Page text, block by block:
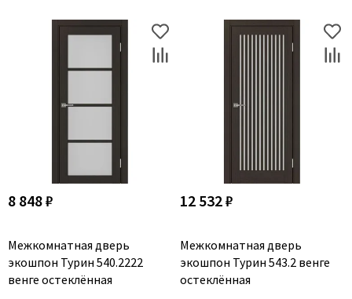
8 848 ₽
Межкомнатная дверь
экошпон Турин 540.2222
венге остеклённая
12 532 ₽
Межкомнатная дверь
экошпон Турин 543.2 венге
остеклённая